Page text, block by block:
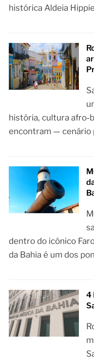
histórica Aldeia
história, cultura
encontram — cenário
dentro do icônico
da Bahia é um dos
4